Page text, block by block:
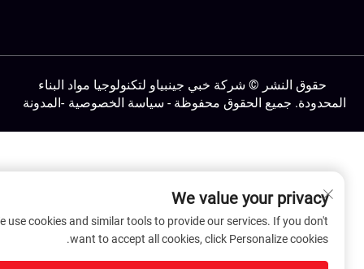
حقوق النشر © شركة خبي جينبياو لتكنولوجيا مواد البناء
جميع الحقوق محفوظة -سياسة الخصوصية -المدونة
We value your privacy
We use cookies and similar tools to provide our services. If you don't
want to accept all cookies, click Personalize cookies.